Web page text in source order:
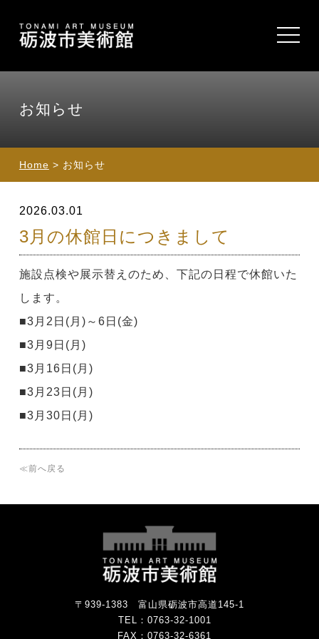
toggle
お知らせ
Home > お知らせ
2026.03.01
3月の休館日につきまして
施設点検や展示替えのため、下記の日程で休館いた
します。
■3月2日(月)～6日(金)
■3月9日(月)
■3月16日(月)
■3月23日(月)
■3月30日(月)
≪前へ戻る
〒939-1383 富山県砺波市高道145-1
TEL： 0763-32-1001
FAX：0763-32-6361